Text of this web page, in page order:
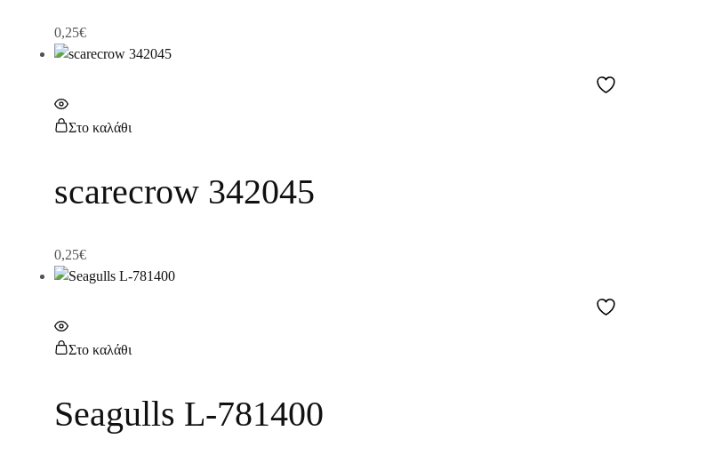
0,25€
Στο καλάθι
scarecrow 342045
0,25€
Στο καλάθι
Seagulls L-781400